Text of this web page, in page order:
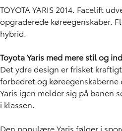
TOYOTA YARIS 2014. Facelift
opgraderede køreegenskaber.
hybrid.
Toyota Yaris med mere stil og
Det ydre design er frisket
forbedret og køreegenskaberne
Yaris igen melder sig på banen
i klassen.
Den populære Yaris følger i